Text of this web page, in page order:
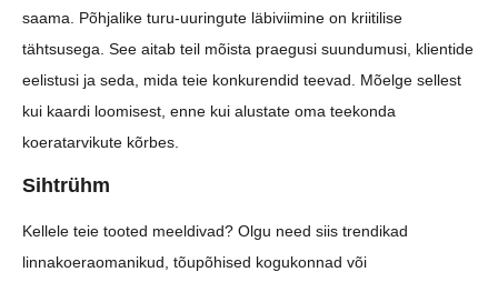
saama. Põhjalike turu-uuringute läbiviimine on kriitilise
tähtsusega. See aitab teil mõista praegusi suundumusi, klientide
eelistusi ja seda, mida teie konkurendid teevad. Mõelge sellest
kui kaardi loomisest, enne kui alustate oma teekonda
koeratarvikute kõrbes.
Sihtrühm
Kellele teie tooted meeldivad? Olgu need siis trendikad
linnakoeraomanikud, tõupõhised kogukonnad või